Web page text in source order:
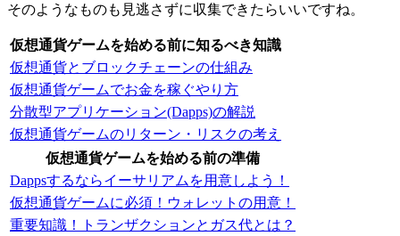
そのようなものも見逃さずに収集できたらいいですね。
仮想通貨ゲームを始める前に知るべき知識
仮想通貨とブロックチェーンの仕組み
仮想通貨ゲームでお金を稼ぐやり方
分散型アプリケーション(Dapps)の解説
仮想通貨ゲームのリターン・リスクの考え
仮想通貨ゲームを始める前の準備
Dappsするならイーサリアムを用意しよう！
仮想通貨ゲームに必須！ウォレットの用意！
重要知識！トランザクションとガス代とは？